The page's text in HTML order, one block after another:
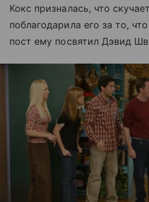
Кокс призналась, что
поблагодарила его за то,
пост ему посвятил Дэвид